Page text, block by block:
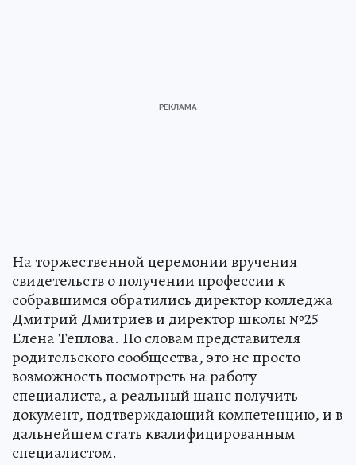
На торжественной церемонии вручения
свидетельств о получении профессии к
собравшимся обратились директор колледжа
Дмитрий Дмитриев и директор школы №25
Елена Теплова. По словам представителя
родительского сообщества, это не просто
возможность посмотреть на работу
специалиста, а реальный шанс получить
документ, подтверждающий компетенцию, и в
дальнейшем стать квалифицированным
специалистом.